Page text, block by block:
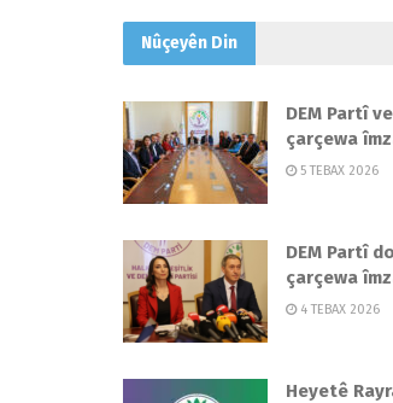
Nûçeyên Din
DEM Partî
çarçewa
5 TEBAX 2026
DEM Partî
çarçewa
4 TEBAX 2026
Heyetê